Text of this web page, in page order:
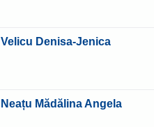
Velicu Denisa-Jenica
Neațu Mădălina Angela